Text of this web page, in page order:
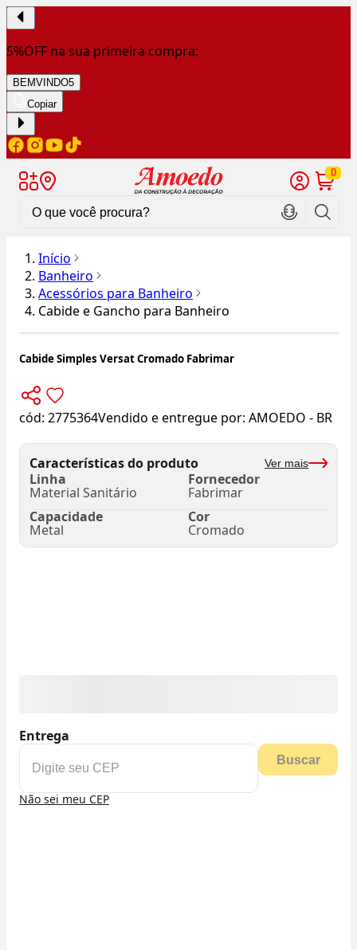
5%OFF na sua primeira compra:
BEMVINDO5
Copiar
0
Início
Banheiro
Acessórios para Banheiro
Cabide e Gancho para Banheiro
Cabide Simples Versat Cromado Fabrimar
cód: 2775364Vendido e entregue por: AMOEDO - BR
Características do produto Ver mais
Linha
Material Sanitário
Fornecedor
Fabrimar
Capacidade
Metal
Cor
Cromado
Entrega
Buscar
Não sei meu CEP